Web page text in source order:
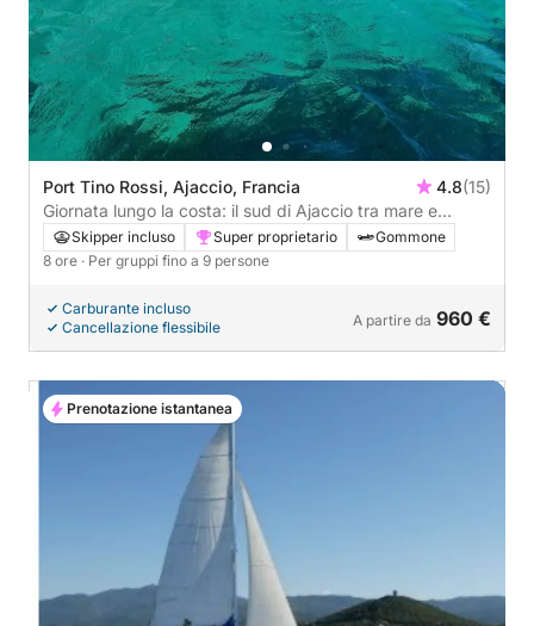
Port Tino Rossi, Ajaccio, Francia 4.8(15)
Giornata lungo la costa: il sud di Ajaccio tra mare e
macchia mediterranea
Skipper incluso Super proprietario
Gommone
8 ore · Per gruppi fino a 9 persone
Carburante incluso
Cancellazione flessibile
A partire da 960 €
Prenotazione istantanea